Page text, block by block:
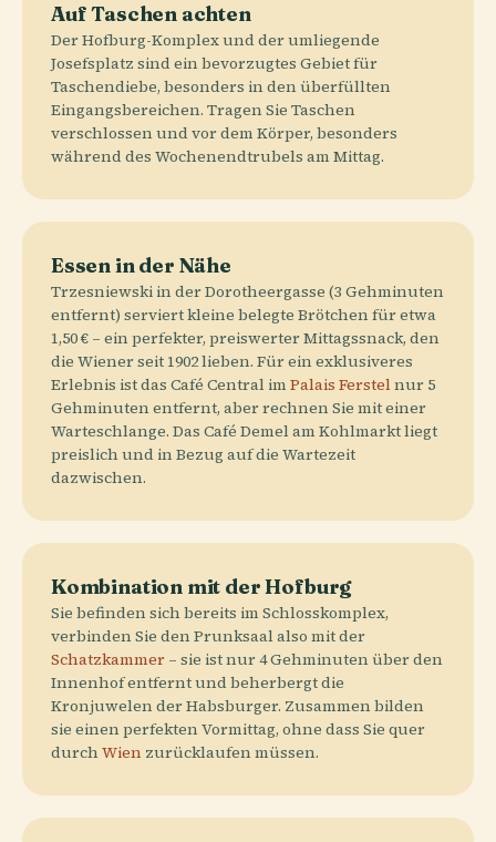
Auf Taschen achten
Der Hofburg-Komplex und der umliegende
Josefsplatz sind ein bevorzugtes Gebiet für
Taschendiebe, besonders in den überfüllten
Eingangsbereichen. Tragen Sie Taschen
verschlossen und vor dem Körper, besonders
während des Wochenendtrubels am Mittag.
Essen in der Nähe
Trzesniewski in der Dorotheergasse (3 Gehminuten
entfernt) serviert kleine belegte Brötchen für etwa
1,50 € – ein perfekter, preiswerter Mittagssnack, den
die Wiener seit 1902 lieben. Für ein exklusiveres
Erlebnis ist das Café Central im Palais Ferstelnur 5
Gehminuten entfernt, aber rechnen Sie mit einer
Warteschlange. Das Café Demel am Kohlmarkt liegt
preislich und in Bezug auf die Wartezeit
dazwischen.
Kombination mit der Hofburg
Sie befinden sich bereits im Schlosskomplex,
verbinden Sie den Prunksaal also mit der
Schatzkammer – sie ist nur 4 Gehminuten über den
Innenhof entfernt und beherbergt die
Kronjuwelen der Habsburger. Zusammen bilden
sie einen perfekten Vormittag, ohne dass Sie quer
durch Wien zurücklaufen müssen.